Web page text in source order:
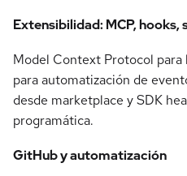
Extensibilidad: MCP, hooks,
Model Context Protocol
para automatización de
desde marketplace y SDK
programática.
GitHub y automatización